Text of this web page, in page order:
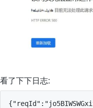
看了下下日志: